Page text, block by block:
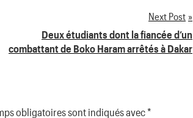
Next Post
Deux étudiants dont la fiancée d’un
combattant de Boko Haram arrêtés à Dakar
obligatoires sont indiqués avec*